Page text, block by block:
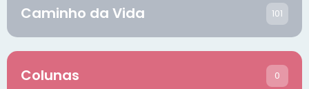
Caminho da Vida 101
Colunas 0